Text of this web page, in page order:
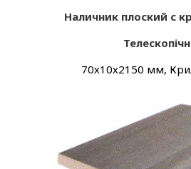
Наличник плоский с
70х10х2150 мм,